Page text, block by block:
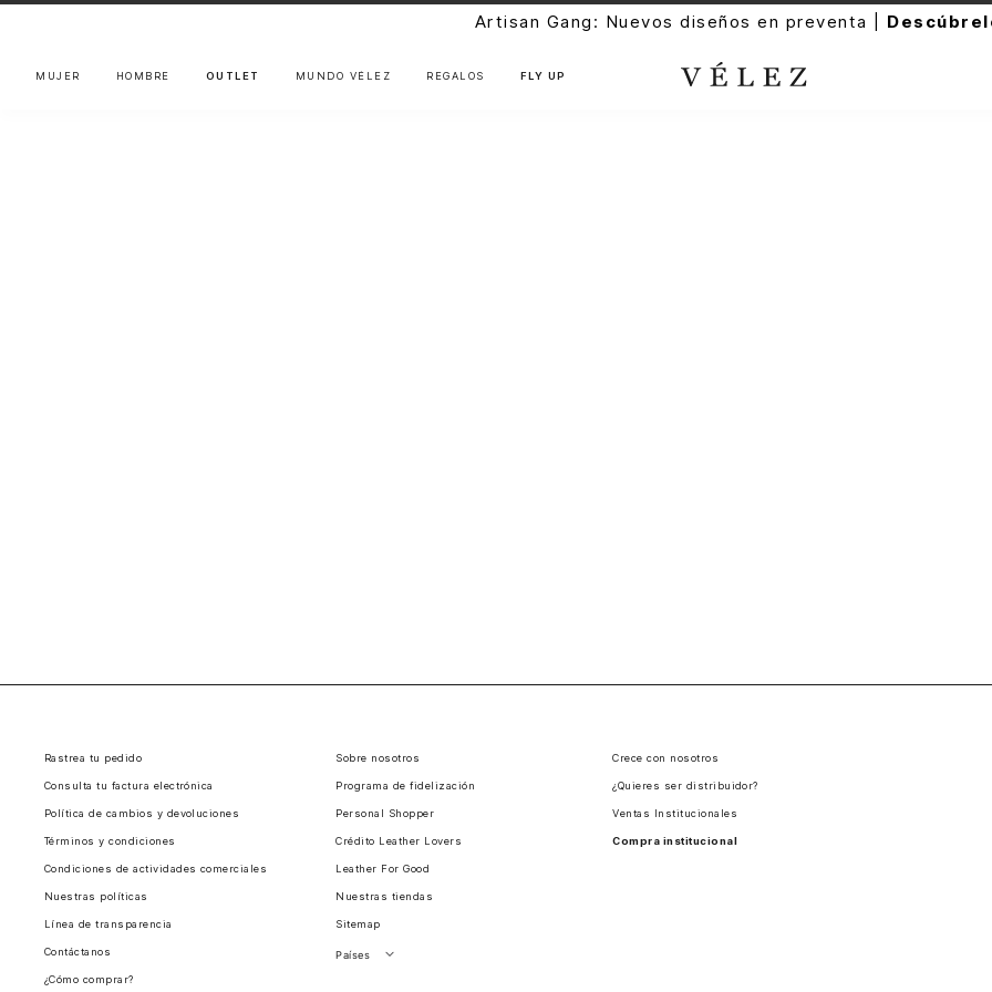
Artisan Gang: Nuevos diseños en preventa |
MUJER HOMBRE OUTLET MUNDO VÉLEZ REGALOS FLY UP
Rastrea tu pedido
Consulta tu factura electrónica
Política de cambios y devoluciones
Términos y condiciones
Condiciones de actividades comerciales
Nuestras políticas
Línea de transparencia
Contáctanos
¿Cómo comprar?
Sobre nosotros
Programa de fidelización
Personal Shopper
Crédito Leather Lovers
Leather For Good
Nuestras tiendas
Sitemap
Países
Crece con nosotros
¿Quieres ser distribuidor?
Ventas Institucionales
Compra institucional